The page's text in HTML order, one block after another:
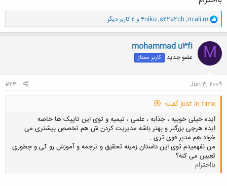
و
ا
ک
ن
ش
ه
ا
m.ali.m
,
s22a2ch
,
4niko و 2 کاربر دیگر
M
mohammad u3fi
عضو جدید کاربر ممتاز
Jun 3, 2009
#24
just in time گفت:
ایده خیلی خوبیه ، جذابه ، علمی ، تیمیه و توی این تاپیک ها خاصه
ایده هرچی بزرگتر و بهتر باشه مدیریت کردن ش هم تخصص بیشتری می
خواد هم مدیر قوی تری .
من نفهمیدم توی این داستان زمینه تحقیق و ترجمه و آموزش رو کی و چطوری
تعیین می کنه؟
بااحترام